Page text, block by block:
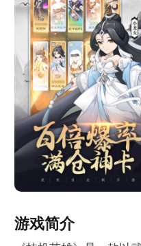
游戏简介